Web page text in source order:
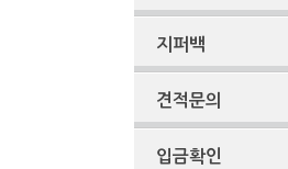
지퍼백
견적문의
입금확인